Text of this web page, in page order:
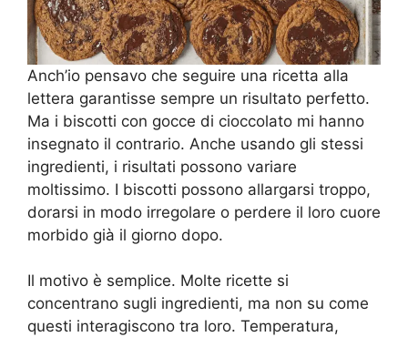
Anch’io pensavo che seguire una ricetta alla
lettera garantisse sempre un risultato perfetto.
Ma i biscotti con gocce di cioccolato mi hanno
insegnato il contrario. Anche usando gli stessi
ingredienti, i risultati possono variare
moltissimo. I biscotti possono allargarsi troppo,
dorarsi in modo irregolare o perdere il loro cuore
morbido già il giorno dopo.
Il motivo è semplice. Molte ricette si
concentrano sugli ingredienti, ma non su come
questi interagiscono tra loro. Temperatura,